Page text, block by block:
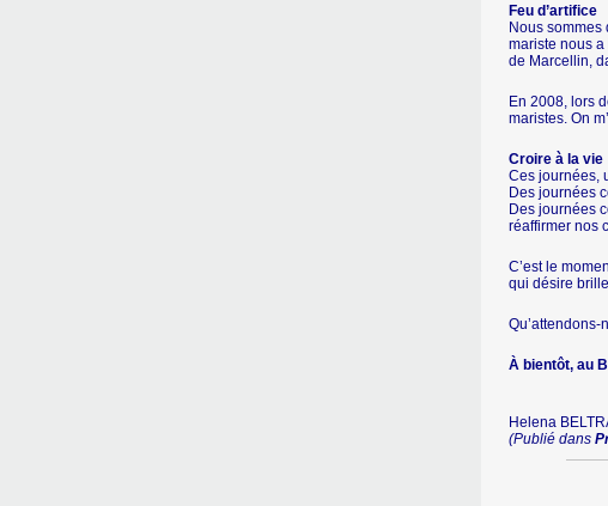
Feu d’artifice
Nous sommes
mariste nous
de Marcellin,
En 2008, lors
maristes. On
Croire à la vie
Ces journées,
Des journées
Des journées
réaffirmer nos
C’est le
qui désire
À bientôt, au
Helena
(Publié dans